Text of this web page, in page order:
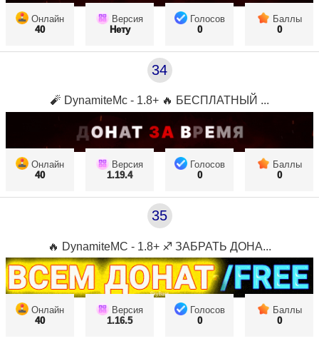
Онлайн
40
Версия
Нету
Голосов
0
Баллы
0
34
🧨 DynamiteMc - 1.8+ 🔥 БЕСПЛАТНЫЙ ...
Онлайн
40
Версия
1.19.4
Голосов
0
Баллы
0
35
🔥 DynamiteMC - 1.8+ ♐ ЗАБРАТЬ ДОНА...
Онлайн
40
Версия
1.16.5
Голосов
0
Баллы
0